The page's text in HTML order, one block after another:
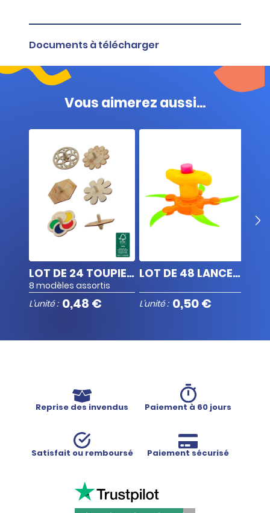
Documents à télécharger
Fiche produit
Vous aimerez aussi...
LOT DE 24 TOUPIES EN BOIS À COLORIER
8 modèles assortis
L'unité : 0,48 €
LOT DE 48 LANCES TOUPIE
L'unité : 0,50 €
Reprise des invendus Paiement à 60 jours
Satisfait ou remboursé Paiement sécurisé